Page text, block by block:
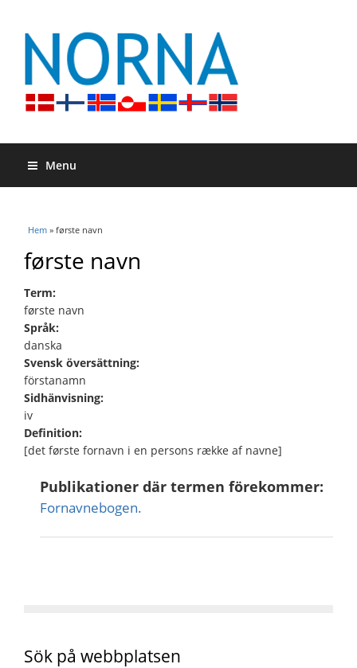
Menu
Du är här
Hem » første navn
første navn
Term:
første navn
Språk:
danska
Svensk översättning:
förstanamn
Sidhänvisning:
iv
Definition:
[det første fornavn i en persons række af navne]
Publikationer där termen förekommer:
Fornavnebogen.
Sök på webbplatsen